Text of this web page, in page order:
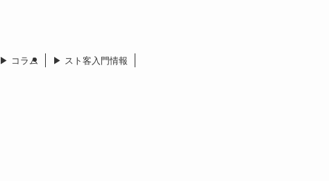
▶︎ コラム ▶︎ スト客入門情報